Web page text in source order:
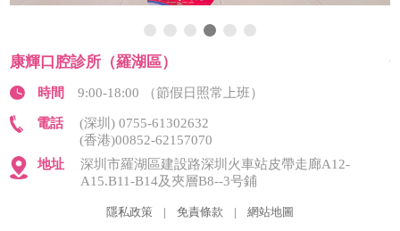
康輝口腔診所（羅湖區）
時間 9:00-18:00 （節假日照常上班）
電話
(深圳) 0755-61302632
(香港)00852-62157070
地址
深圳市羅湖區建設路深圳火車站皮帶走廊A12-
A15.B11-B14及夾層B8--3号鋪
隱私政策 | 免責條款 | 網站地圖